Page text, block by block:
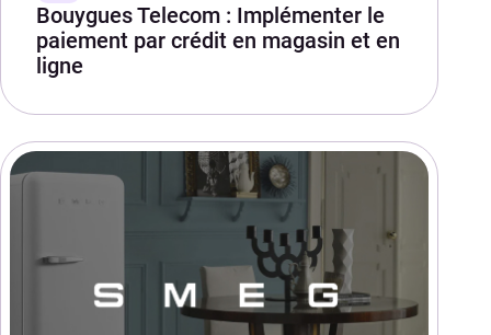
Bouygues Telecom : Implémenter le
paiement par crédit en magasin et en
ligne